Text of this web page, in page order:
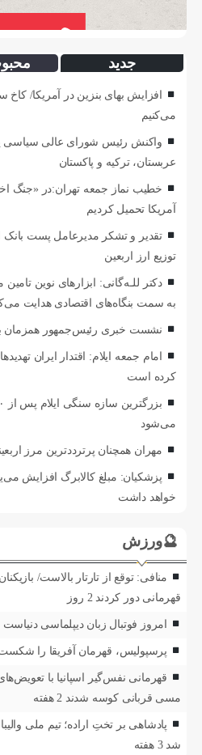
جدید
افزایش بهای بنزین در آمریکا/
می‌کنیم
واکنش رئیس شورای عالی سیاسی
عربستان، ترکیه و پاکستان
خطیب نماز جمعه تهران:در «جنگ
آمریکا تحمیل کردیم
تقدیر و تشکر مدیرعامل پست بانک
توزیع ارز اربعین
دکتر للـه‌گانی: ابزارهای نوین تامین
به سمت بنگاه‌های اقتصادی هدایت
نشست خبری رئیس‌جمهور همزمان
امام جمعه ایلام: اقتدار ایران
کرده است
می‌شود
مهران همچنان پرترددترین مرز
پزشکیان: مبلغ کالابرگ افزایش
خواهد داشت
🔮ورزش
منافی: توقع از تارتار بالاست/
قهرمانی دور کردند 2 روز
امروز فوتبال زبان دیپلماسی دنیاست
پرسپولیس، قهرمان آفریقا را شکست
قهرمانی نفس‌گیر اسپانیا با تعویض‌های
مسی قربانی کوسه شدند 2 هفته
پادشاهی بر تختِ اراده؛ تیم ملی
شد 3 هفته